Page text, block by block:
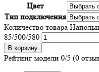
Цвет
Тип подключения
Количество товара
85/500/580
В корзину
Рейтинг модели 0/5 (0